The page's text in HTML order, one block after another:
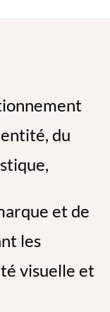
du
et de
les
visuelle et